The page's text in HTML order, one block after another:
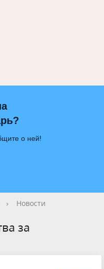
о ней!
› Новости
за